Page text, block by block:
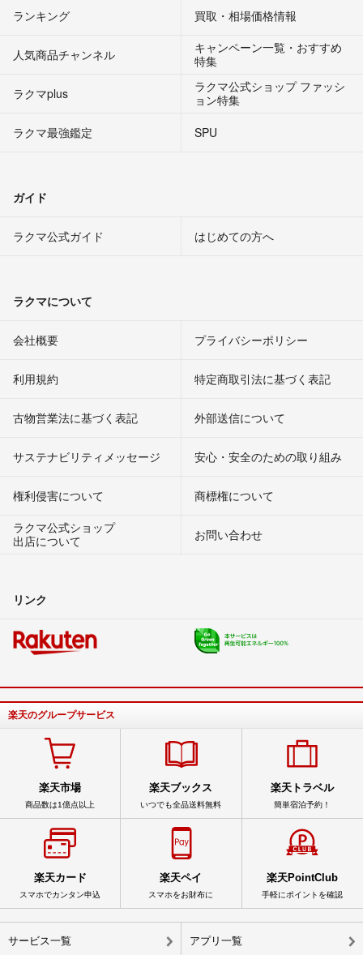
ランキング 買取・相場価格情報
人気商品チャンネル
キャンペーン一覧・おすすめ
特集
ラクマplus
ラクマ公式ショップ ファッシ
ョン特集
ラクマ最強鑑定
SPU
ガイド
ラクマ公式ガイド はじめての方へ
ラクマについて
会社概要 プライバシーポリシー
利用規約 特定商取引法に基づく表記
古物営業法に基づく表記 外部送信について
サステナビリティメッセージ 安心・安全のための取り組み
権利侵害について
商標権について
ラクマ公式ショップ
出店について
お問い合わせ
リンク
楽天のグループサービス
楽天市場
商品数は1億点以上
楽天ブックス
いつでも全品送料無料
楽天トラベル
簡単宿泊予約！
楽天カード
スマホでカンタン申込
楽天ペイ
スマホをお財布に
楽天PointClub
手軽にポイントを確認
サービス一覧 アプリ一覧